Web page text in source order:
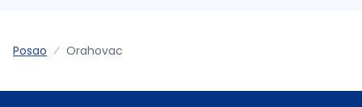
Posao Orahovac